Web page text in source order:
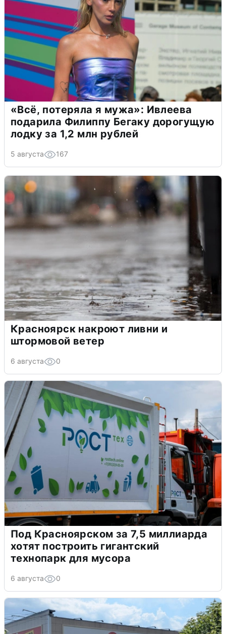
«Всё, потеряла я мужа»: Ивлеева
подарила Филиппу Бегаку дорогущую
лодку за 1,2 млн рублей
5 августа 167
Красноярск накроют ливни и
штормовой ветер
6 августа 0
Под Красноярском за 7,5 миллиарда
хотят построить гигантский
технопарк для мусора
6 августа 0